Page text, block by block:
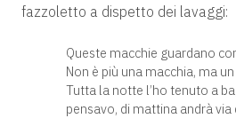
fazzoletto a dispetto dei lavaggi:
Queste macchie guardano
Non è più una macchia, ma
Tutta la notte l’ho tenuto a
pensavo, di mattina andrà via